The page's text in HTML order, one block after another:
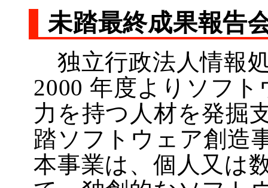
未踏最終成果報告
独立行政法人情報
2000 年度よりソフ
力を持つ人材を発掘
踏ソフトウェア創造
本事業は、個人又は